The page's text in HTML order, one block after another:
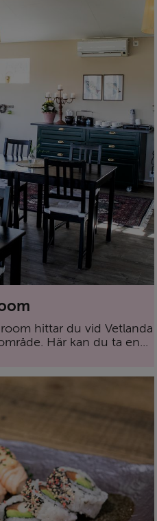
hittar du vid Vetlanda
Här kan du ta en...